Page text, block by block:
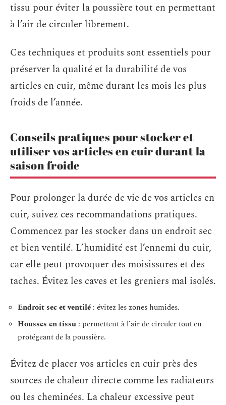
tissu pour éviter la poussière tout en permettant
à l’air de circuler librement.
Ces techniques et produits sont essentiels pour
préserver la qualité et la durabilité de vos
articles en cuir, même durant les mois les plus
froids de l’année.
Conseils pratiques pour stocker et
utiliser vos articles en cuir durant la
saison froide
Pour prolonger la durée de vie de vos articles en
cuir, suivez ces recommandations pratiques.
Commencez par les stocker dans un endroit sec
et bien ventilé. L’humidité est l’ennemi du cuir,
car elle peut provoquer des moisissures et des
taches. Évitez les caves et les greniers mal isolés.
Endroit sec et ventilé : évitez les zones humides.
Housses en tissu : permettent à l’air de circuler tout en
protégeant de la poussière.
Évitez de placer vos articles en cuir près des
sources de chaleur directe comme les radiateurs
ou les cheminées. La chaleur excessive peut